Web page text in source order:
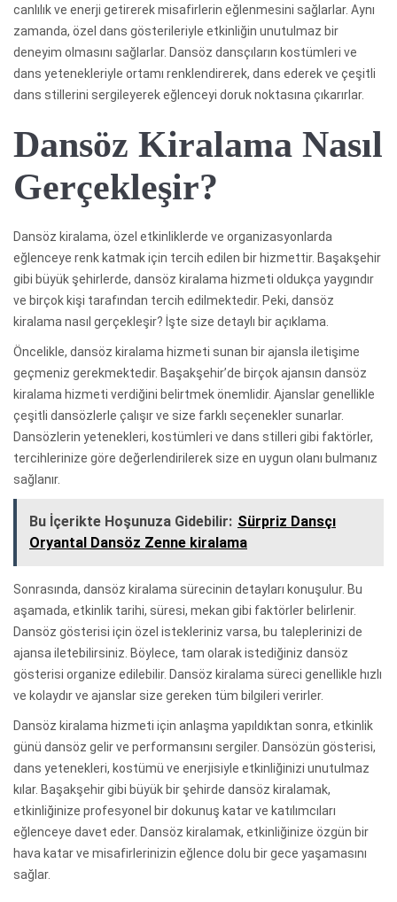
canlılık ve enerji getirerek misafirlerin eğlenmesini sağlarlar. Aynı
zamanda, özel dans gösterileriyle etkinliğin unutulmaz bir
deneyim olmasını sağlarlar. Dansöz dansçıların kostümleri ve
dans yetenekleriyle ortamı renklendirerek, dans ederek ve çeşitli
dans stillerini sergileyerek eğlenceyi doruk noktasına çıkarırlar.
Dansöz Kiralama Nasıl
Gerçekleşir?
Dansöz kiralama, özel etkinliklerde ve organizasyonlarda
eğlenceye renk katmak için tercih edilen bir hizmettir. Başakşehir
gibi büyük şehirlerde, dansöz kiralama hizmeti oldukça yaygındır
ve birçok kişi tarafından tercih edilmektedir. Peki, dansöz
kiralama nasıl gerçekleşir? İşte size detaylı bir açıklama.
Öncelikle, dansöz kiralama hizmeti sunan bir ajansla iletişime
geçmeniz gerekmektedir. Başakşehir’de birçok ajansın dansöz
kiralama hizmeti verdiğini belirtmek önemlidir. Ajanslar genellikle
çeşitli dansözlerle çalışır ve size farklı seçenekler sunarlar.
Dansözlerin yetenekleri, kostümleri ve dans stilleri gibi faktörler,
tercihlerinize göre değerlendirilerek size en uygun olanı bulmanız
sağlanır.
Bu İçerikte Hoşunuza Gidebilir: Sürpriz Dansçı
Oryantal Dansöz Zenne kiralama
Sonrasında, dansöz kiralama sürecinin detayları konuşulur. Bu
aşamada, etkinlik tarihi, süresi, mekan gibi faktörler belirlenir.
Dansöz gösterisi için özel istekleriniz varsa, bu taleplerinizi de
ajansa iletebilirsiniz. Böylece, tam olarak istediğiniz dansöz
gösterisi organize edilebilir. Dansöz kiralama süreci genellikle hızlı
ve kolaydır ve ajanslar size gereken tüm bilgileri verirler.
Dansöz kiralama hizmeti için anlaşma yapıldıktan sonra, etkinlik
günü dansöz gelir ve performansını sergiler. Dansözün gösterisi,
dans yetenekleri, kostümü ve enerjisiyle etkinliğinizi unutulmaz
kılar. Başakşehir gibi büyük bir şehirde dansöz kiralamak,
etkinliğinize profesyonel bir dokunuş katar ve katılımcıları
eğlenceye davet eder. Dansöz kiralamak, etkinliğinize özgün bir
hava katar ve misafirlerinizin eğlence dolu bir gece yaşamasını
sağlar.